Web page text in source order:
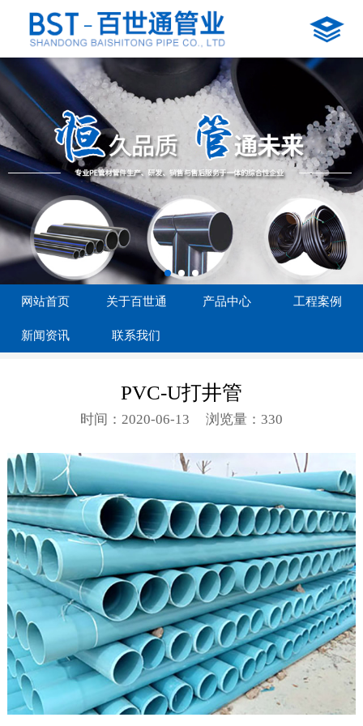
关于百世通
产品中心
工程案例
联系我们
网站首页 关于百世通 产品中心 工程案例
新闻资讯 联系我们
PVC-U打井管
时间：2020-06-13 浏览量：330